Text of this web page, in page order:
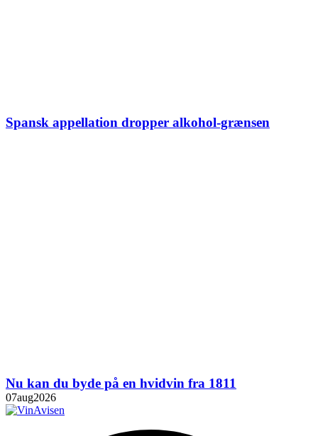
Spansk appellation dropper alkohol-grænsen
Nu kan du byde på en hvidvin fra 1811
07aug2026